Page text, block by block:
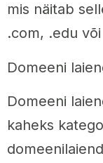
mis näitab
.com, .edu
Domeeni
Domeeni
kaheks